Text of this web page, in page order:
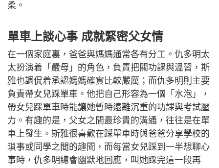
柔。
單車上談心事 成就緊密父女情
在一個家庭裏，爸爸與媽媽通常各有分工。仇多明太
太扮演着「嚴母」的角色，負責把關功課與溫習，斯
雅也調侃着承認媽媽確實比較嚴厲；而仇多明則主要
負責帶女兒踩單車。他把自己形容為一個「水泡」，
帶女兒踩單車時能讓她暫時遠離沉重的功課與考試壓
力。有趣的是，父女之間最珍貴的溝通，往往是在單
車上發生。斯雅很喜歡在踩單車時與爸爸分享學校的
瑣事或同學之間的趣聞，而每當女兒踩到一半想聊心
事時，仇多明總會幽默地回應，叫她踩完這一段再